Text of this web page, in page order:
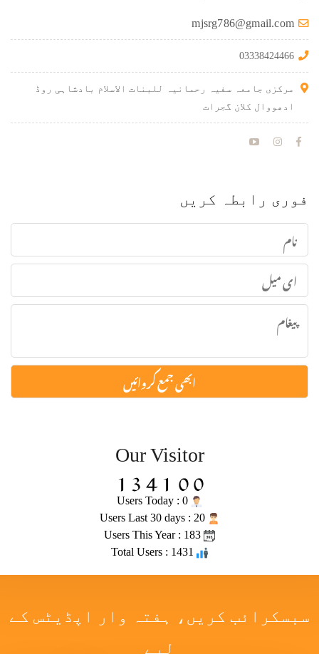
mjsrg786@gmail.com
03338424466
مرکزی جامعہ سفیہ رحمانیہ للبنات الاسلام بادشاہی روڈ
ادھووال کلان گجرات
فوری رابطہ کریں
Our Visitor
سبسکرائب کریں، ہفتہ وار اپڈیٹس کے
لیے